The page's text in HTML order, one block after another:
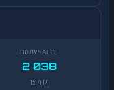
2 038
15,4 M